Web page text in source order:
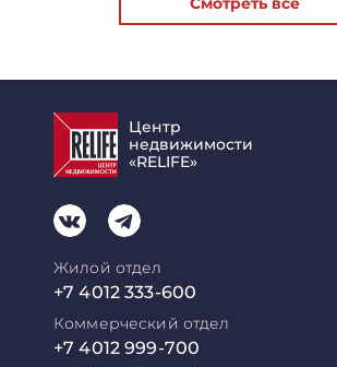
Центр
недвижимости
«RELIFE»
Жилой отдел
+7 4012 333-600
Коммерческий отдел
+7 4012 999-700